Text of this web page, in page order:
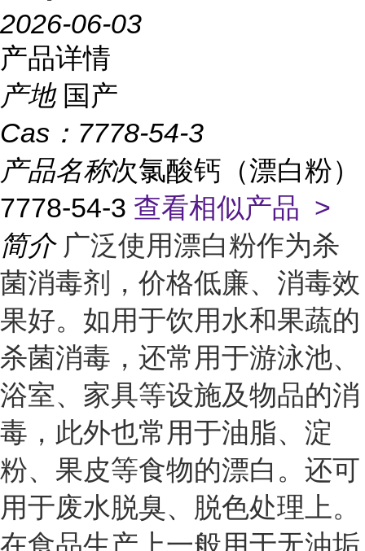
2026-06-03
产品详情
产地 国产
Cas： 7778-54-3
产品名称次氯酸钙（漂白粉）
7778-54-3 查看相似产品 >
简介 广泛使用漂白粉作为杀
菌消毒剂，价格低廉、消毒效
果好。如用于饮用水和果蔬的
杀菌消毒，还常用于游泳池、
浴室、家具等设施及物品的消
毒，此外也常用于油脂、淀
粉、果皮等食物的漂白。还可
用于废水脱臭、脱色处理上。
在食品生产上一般用于无油垢